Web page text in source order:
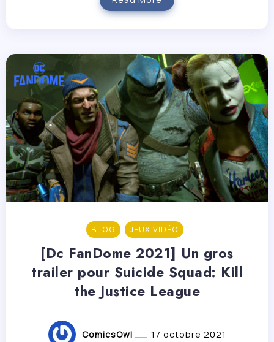
BLOG JEUX VIDÉO
[Dc FanDome 2021] Un gros
trailer pour Suicide Squad: Kill
the Justice League
ComicsOwl 17 octobre 2021